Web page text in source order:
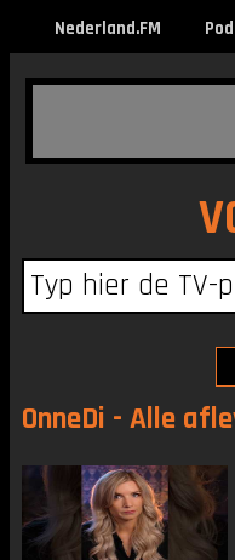
Nederland.FM
OnneDi - Alle